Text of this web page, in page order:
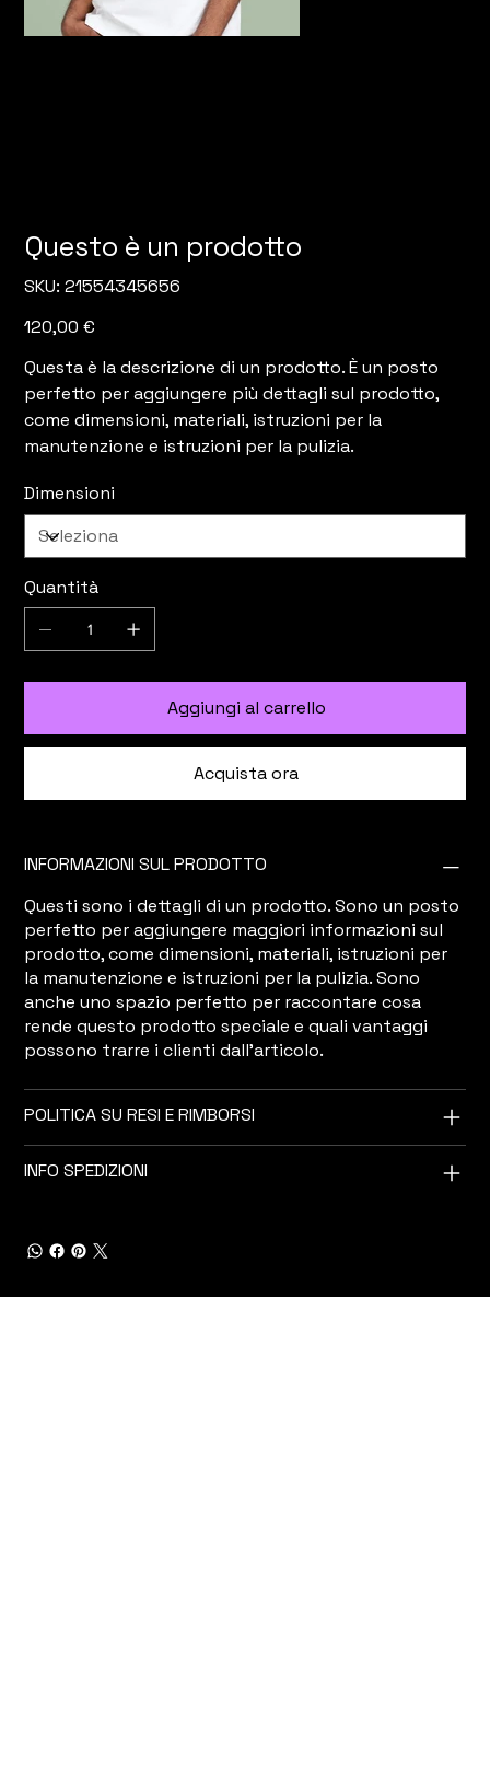
Questo è un prodotto
SKU: SKU
21554345656
21554345656
Prezzo
120,00 €
Questa è la descrizione di un prodotto. È un posto
perfetto per aggiungere più dettagli sul prodotto,
come dimensioni, materiali, istruzioni per la
manutenzione e istruzioni per la pulizia.
Dimensioni
Quantità
Aggiungi al carrello
Acquista ora
INFORMAZIONI SUL PRODOTTO
Questi sono i dettagli di un prodotto. Sono un posto
perfetto per aggiungere maggiori informazioni sul
prodotto, come dimensioni, materiali, istruzioni per
la manutenzione e istruzioni per la pulizia. Sono
anche uno spazio perfetto per raccontare cosa
rende questo prodotto speciale e quali vantaggi
possono trarre i clienti dall'articolo.
POLITICA SU RESI E RIMBORSI
INFO SPEDIZIONI